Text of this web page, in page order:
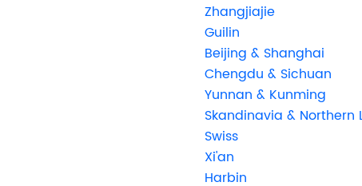
Zhangjiajie
Guilin
Beijing & Shanghai
Chengdu & Sichuan
Yunnan & Kunming
Skandinavia & Northern
Swiss
Xi'an
Harbin